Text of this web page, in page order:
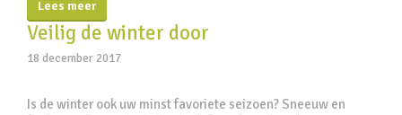
Lees meer
Veilig de winter door
18 december 2017
Is de winter ook uw minst favoriete seizoen? Sneeuw en